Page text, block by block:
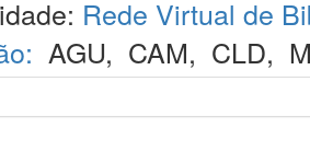
Rede Virtual de
AGU, CAM, CLD,